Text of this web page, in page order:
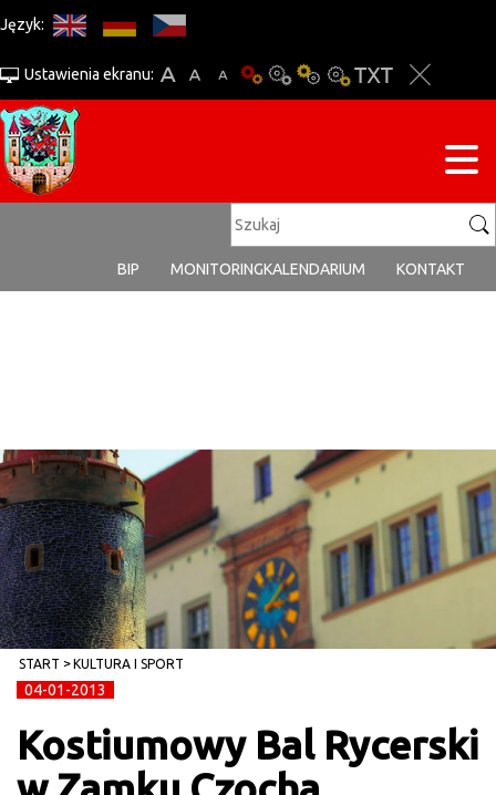
Język:
Ustawienia ekranu:
BIP MONITORINGKALENDARIUM KONTAKT
START KULTURA I SPORT
04-01-2013
Kostiumowy Bal Rycerski